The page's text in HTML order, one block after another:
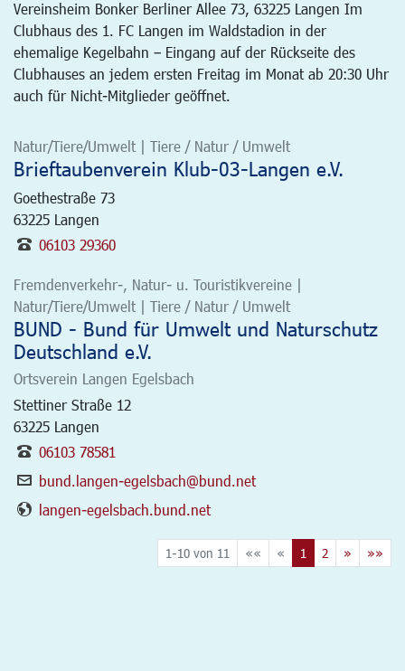
Vereinsheim Bonker Berliner Allee 73, 63225 Langen Im
Clubhaus des 1. FC Langen im Waldstadion in der
ehemalige Kegelbahn – Eingang auf der Rückseite des
Clubhauses an jedem ersten Freitag im Monat ab 20:30 Uhr
auch für Nicht-Mitglieder geöffnet.
Natur/Tiere/Umwelt | Tiere / Natur / Umwelt
Brieftaubenverein Klub-03-Langen e.V.
Goethestraße 73
63225 Langen
06103 29360
Fremdenverkehr-, Natur- u. Touristikvereine |
Natur/Tiere/Umwelt | Tiere / Natur / Umwelt
BUND - Bund für Umwelt und Naturschutz
Deutschland e.V.
Ortsverein Langen Egelsbach
Stettiner Straße 12
63225 Langen
06103 78581
bund.langen-egelsbach@bund.net
langen-egelsbach.bund.net
1-10 von 11 «« « 1 2 » »»